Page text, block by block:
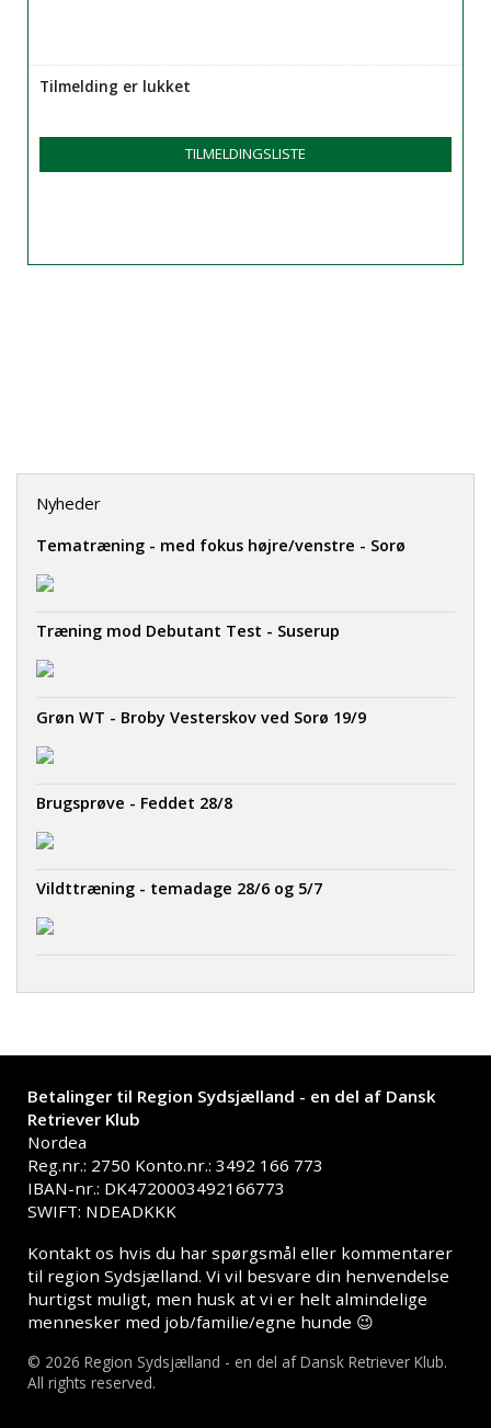
Tilmelding er lukket
TILMELDINGSLISTE
Nyheder
Tematræning - med fokus højre/venstre - Sorø
Træning mod Debutant Test - Suserup
Grøn WT - Broby Vesterskov ved Sorø 19/9
Brugsprøve - Feddet 28/8
Vildttræning - temadage 28/6 og 5/7
Betalinger til Region Sydsjælland - en del af Dansk
Retriever Klub
Nordea
Reg.nr.: 2750 Konto.nr.: 3492 166 773
IBAN-nr.: DK4720003492166773
SWIFT: NDEADKKK
Kontakt os hvis du har spørgsmål eller kommentarer
til region Sydsjælland. Vi vil besvare din henvendelse
hurtigst muligt, men husk at vi er helt almindelige
mennesker med job/familie/egne hunde 😉
© 2026 Region Sydsjælland - en del af Dansk Retriever Klub.
All rights reserved.